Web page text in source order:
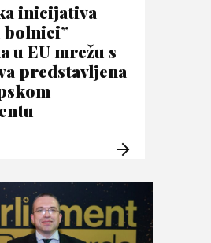
inicijativa
bolnici”
u EU mrežu s
predstavljena